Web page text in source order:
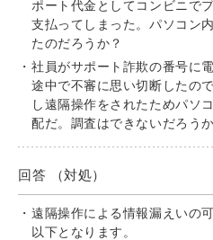
ポート代金としてコンビニで
支払ってしまった。パソコン
たのだろうか？
社員がサポート詐欺の番号に
途中で不審に思い切断したの
し遠隔操作をされたためパソ
配だ。調査はできないだろう
回答 （対処）
遠隔操作による情報漏えいの
以下となります。